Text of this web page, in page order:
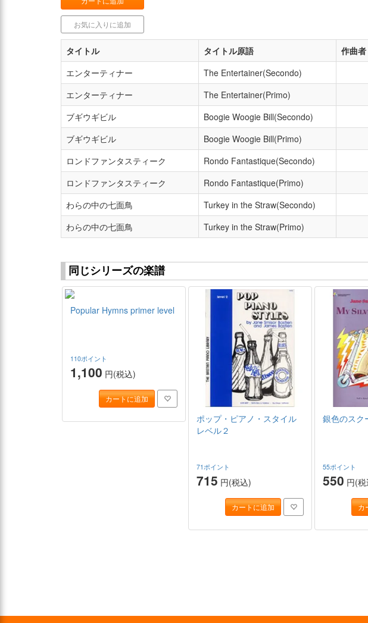
お気に入りに追加
タイトル タイトル原語 作曲者
エンターティナー The Entertainer(Secondo)
エンターティナー
The Entertainer(Primo)
ブギウギビル
Boogie Woogie Bill(Secondo)
ブギウギビル
Boogie Woogie Bill(Primo)
ロンドファンタスティーク
Rondo Fantastique(Secondo)
ロンドファンタスティーク
Rondo Fantastique(Primo)
わらの中の七面鳥
Turkey in the Straw(Secondo)
わらの中の七面鳥
Turkey in the Straw(Primo)
同じシリーズの楽譜
Popular Hymns primer level
110ポイント
1,100 円(税込)
カートに追加
ポップ・ピアノ・スタイル
レベル２
71ポイント
715 円(税込)
カートに追加
銀色のスク
55ポイント
550 円(
カ